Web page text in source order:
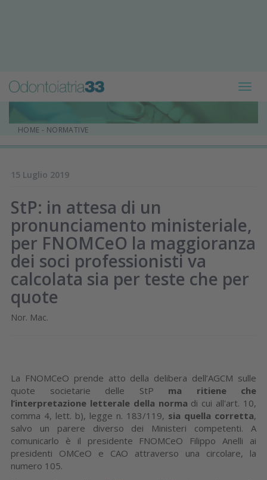
HOME - NORMATIVE
15 Luglio 2019
StP: in attesa di un
pronunciamento ministeriale,
per FNOMCeO la maggioranza
dei soci professionisti va
calcolata sia per teste che per
quote
Nor. Mac.
La FNOMCeO prende atto della delibera dell’AGCM sulle
quote societarie delle StP ma ritiene che
l’interpretazione letterale della norma di cui all'art. 10,
comma 4, lett. b), legge n. 183/119, sia quella corretta,
salvo un parere diverso dei Ministeri competenti. A
comunicarlo è il presidente FNOMCeO Filippo Anelli ai
presidenti OMCeO e CAO attraverso una circolare, la
numero 105.